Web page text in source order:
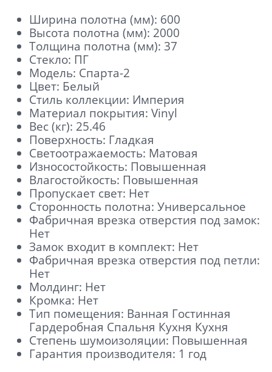
Ширина полотна (мм): 600
Высота полотна (мм): 2000
Толщина полотна (мм): 37
Стекло: ПГ
Модель: Спарта-2
Цвет: Белый
Стиль коллекции: Империя
Материал покрытия: Vinyl
Вес (кг): 25.46
Поверхность: Гладкая
Светоотражаемость: Матовая
Износостойкость: Повышенная
Влагостойкость: Повышенная
Пропускает свет: Нет
Сторонность полотна: Универсальное
Фабричная врезка отверстия под замок:
Нет
Замок входит в комплект: Нет
Фабричная врезка отверстия под петли:
Нет
Молдинг: Нет
Кромка: Нет
Тип помещения: Ванная Гостинная
Гардеробная Спальня Кухня Кухня
Степень шумоизоляции: Повышенная
Гарантия производителя: 1 год
Отправить
Нажимая кнопку «Отправить», Вы
соглашаетесь с политикой обработки
персональных данных